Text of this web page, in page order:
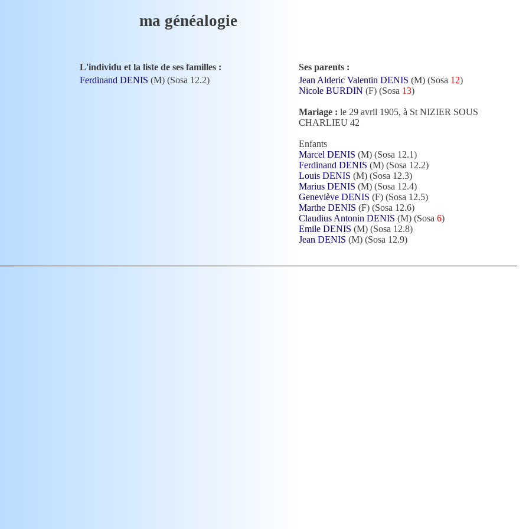
ma généalogie
L'individu et la liste de ses familles :
Ses parents :
Ferdinand DENIS (M) (Sosa 12.2) Jean Alderic Valentin DENIS (M) (Sosa 12)
Nicole BURDIN (F) (Sosa 13)
Mariage : le 29 avril 1905, à St NIZIER SOUS
CHARLIEU 42
Enfants
Marcel DENIS (M) (Sosa 12.1)
Ferdinand DENIS (M) (Sosa 12.2)
Louis DENIS (M) (Sosa 12.3)
Marius DENIS (M) (Sosa 12.4)
Geneviève DENIS (F) (Sosa 12.5)
Marthe DENIS (F) (Sosa 12.6)
Claudius Antonin DENIS (M) (Sosa 6)
Emile DENIS (M) (Sosa 12.8)
Jean DENIS (M) (Sosa 12.9)